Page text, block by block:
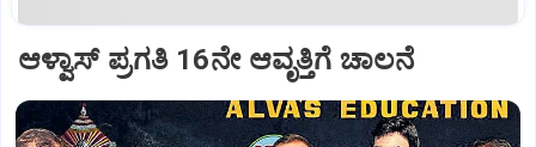
ಆಳ್ವಾಸ್‌ ಪ್ರಗತಿ 16ನೇ ಆವೃತ್ತಿಗೆ ಚಾಲನೆ